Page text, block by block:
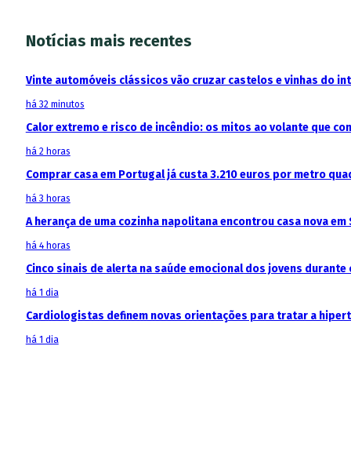
Notícias mais recentes
Vinte automóveis clássicos vão cruzar castelos e vinhas do
há 32 minutos
Calor extremo e risco de incêndio: os mitos ao volante que
há 2 horas
Comprar casa em Portugal já custa 3.210 euros por metro
há 3 horas
A herança de uma cozinha napolitana encontrou casa nova em
há 4 horas
Cinco sinais de alerta na saúde emocional dos jovens durante
há 1 dia
Cardiologistas definem novas orientações para tratar a
há 1 dia